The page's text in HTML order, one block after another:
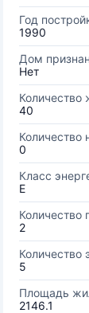
Год
1990
Дом
Нет
40
0
Класс
E
Количество
2
Количество
5
Площадь
2146.1